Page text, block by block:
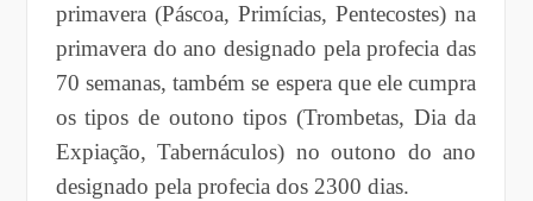
primavera (Páscoa, Primícias, Pentecostes) na
primavera do ano designado pela profecia das
70 semanas, também se espera que ele cumpra
os tipos de outono tipos (Trombetas, Dia da
Expiação, Tabernáculos) no outono do ano
designado pela profecia dos 2300 dias.